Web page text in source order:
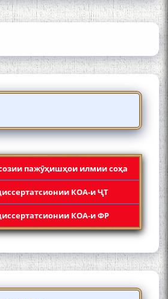
пажӯҳишҳои илмии соҳа
КОА-и ҶТ
КОА-и ФР
МИЛЛИИ
СОМОНӢ
СОХТА
Шарифзода